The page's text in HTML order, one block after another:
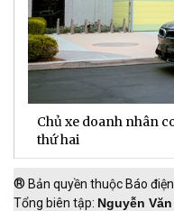
Chủ xe doanh nhân
thứ hai
® Bản quyền thuộc Báo
Tổng biên tập: Nguyễn